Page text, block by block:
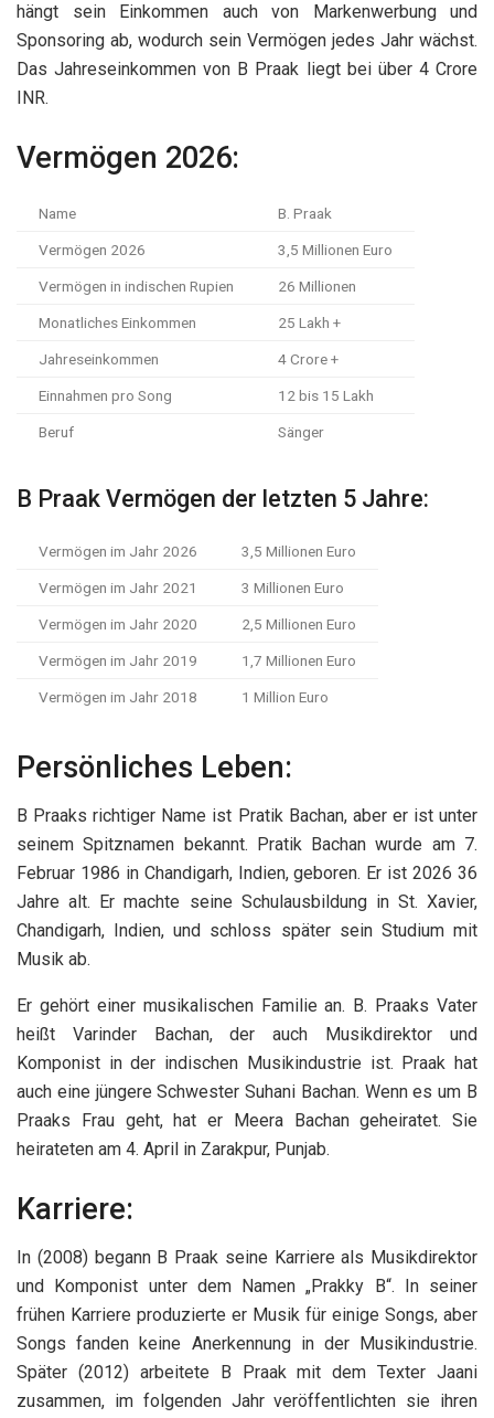
hängt sein Einkommen auch von Markenwerbung und
Sponsoring ab, wodurch sein Vermögen jedes Jahr wächst.
Das Jahreseinkommen von B Praak liegt bei über 4 Crore
INR.
Vermögen 2026:
Name B. Praak
Vermögen 2026 3,5 Millionen Euro
Vermögen in indischen Rupien 26 Millionen
Monatliches Einkommen 25 Lakh +
Jahreseinkommen 4 Crore +
Einnahmen pro Song 12 bis 15 Lakh
Beruf Sänger
B Praak Vermögen der letzten 5 Jahre:
Vermögen im Jahr 2026 3,5 Millionen Euro
Vermögen im Jahr 2021 3 Millionen Euro
Vermögen im Jahr 2020 2,5 Millionen Euro
Vermögen im Jahr 2019 1,7 Millionen Euro
Vermögen im Jahr 2018 1 Million Euro
Persönliches Leben:
B Praaks richtiger Name ist Pratik Bachan, aber er ist unter
seinem Spitznamen bekannt. Pratik Bachan wurde am 7.
Februar 1986 in Chandigarh, Indien, geboren. Er ist 2026 36
Jahre alt. Er machte seine Schulausbildung in St. Xavier,
Chandigarh, Indien, und schloss später sein Studium mit
Musik ab.
Er gehört einer musikalischen Familie an. B. Praaks Vater
heißt Varinder Bachan, der auch Musikdirektor und
Komponist in der indischen Musikindustrie ist. Praak hat
auch eine jüngere Schwester Suhani Bachan. Wenn es um B
Praaks Frau geht, hat er Meera Bachan geheiratet. Sie
heirateten am 4. April in Zarakpur, Punjab.
Karriere:
In (2008) begann B Praak seine Karriere als Musikdirektor
und Komponist unter dem Namen „Prakky B“. In seiner
frühen Karriere produzierte er Musik für einige Songs, aber
Songs fanden keine Anerkennung in der Musikindustrie.
Später (2012) arbeitete B Praak mit dem Texter Jaani
zusammen, im folgenden Jahr veröffentlichten sie ihren